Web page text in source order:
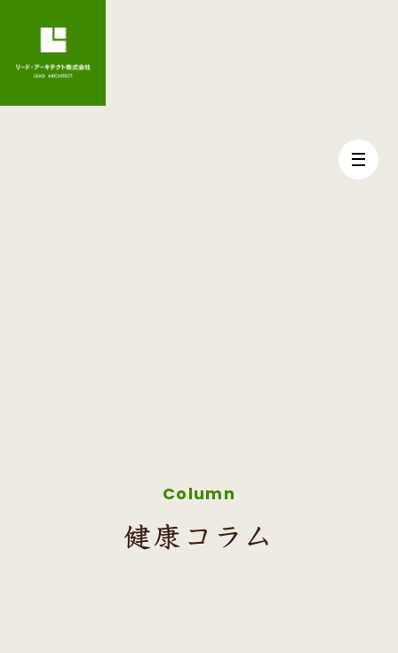
Column
健康コラム